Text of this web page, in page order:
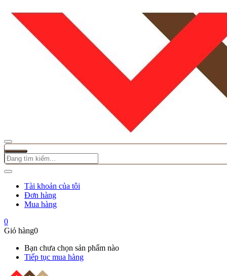
Tài khoản của tôi
Đơn hàng
Mua hàng
0
Giỏ hàng0
Bạn chưa chọn sản phẩm nào
Tiếp tục mua hàng